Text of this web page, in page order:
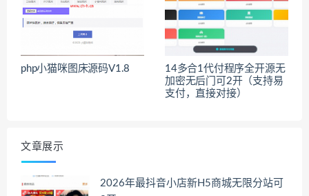
php小猫咪图床源码V1.8
14多合1代付程序全开源无
加密无后门可2开（支持易
支付，直接对接）
文章展示
2026年最抖音小店新H5商城无限分站可